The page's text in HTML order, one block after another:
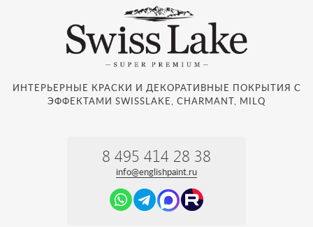
ИНТЕРЬЕРНЫЕ КРАСКИ И ДЕКОРАТИВНЫЕ ПОКРЫТИЯ С
ЭФФЕКТАМИ SWISSLAKE, CHARMANT, MILQ
8 495 414 28 38
info@englishpaint.ru